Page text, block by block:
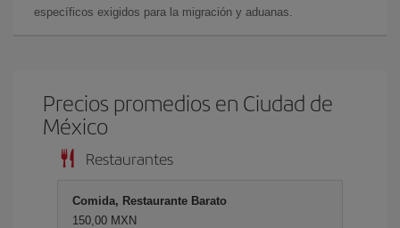
específicos exigidos para la migración y aduanas.
Precios promedios en Ciudad de
México
Restaurantes
Comida, Restaurante Barato
150,00 MXN